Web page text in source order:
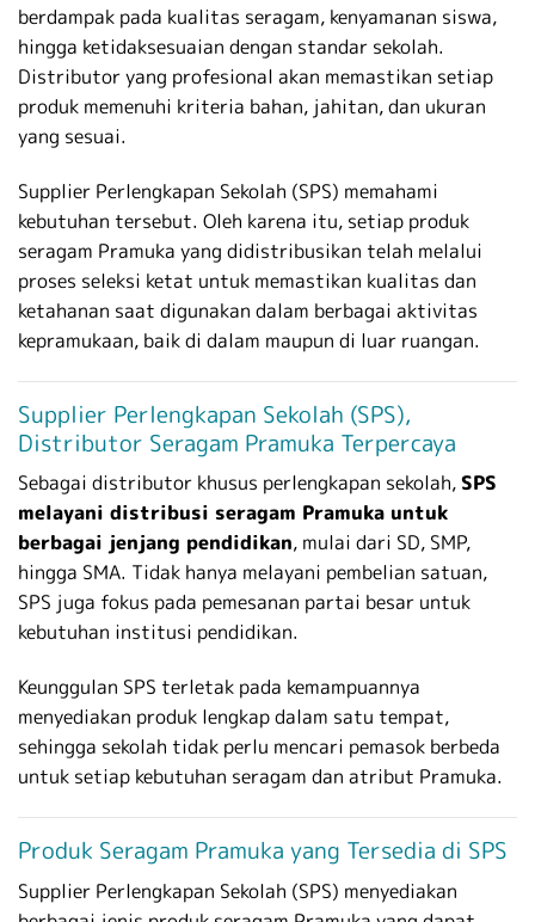
berdampak pada kualitas seragam, kenyamanan siswa,
hingga ketidaksesuaian dengan standar sekolah.
Distributor yang profesional akan memastikan setiap
produk memenuhi kriteria bahan, jahitan, dan ukuran
yang sesuai.
Supplier Perlengkapan Sekolah (SPS) memahami
kebutuhan tersebut. Oleh karena itu, setiap produk
seragam Pramuka yang didistribusikan telah melalui
proses seleksi ketat untuk memastikan kualitas dan
ketahanan saat digunakan dalam berbagai aktivitas
kepramukaan, baik di dalam maupun di luar ruangan.
Supplier Perlengkapan Sekolah (SPS),
Distributor Seragam Pramuka Terpercaya
Sebagai distributor khusus perlengkapan sekolah,SPS
melayani distribusi seragam Pramuka untuk
berbagai jenjang pendidikan, mulai dari SD, SMP,
hingga SMA. Tidak hanya melayani pembelian satuan,
SPS juga fokus pada pemesanan partai besar untuk
kebutuhan institusi pendidikan.
Keunggulan SPS terletak pada kemampuannya
menyediakan produk lengkap dalam satu tempat,
sehingga sekolah tidak perlu mencari pemasok berbeda
untuk setiap kebutuhan seragam dan atribut Pramuka.
Produk Seragam Pramuka yang Tersedia di SPS
Supplier Perlengkapan Sekolah (SPS) menyediakan